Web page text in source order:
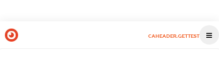
CAHEADER.GETTEST